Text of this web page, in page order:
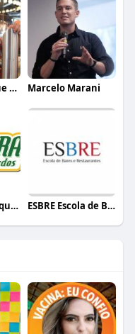
Carlos Henrique de Faria Vasconcelos Marcelo Marani
Nogueira Brinquedos ESBRE Escola de Bares e Restaurantes